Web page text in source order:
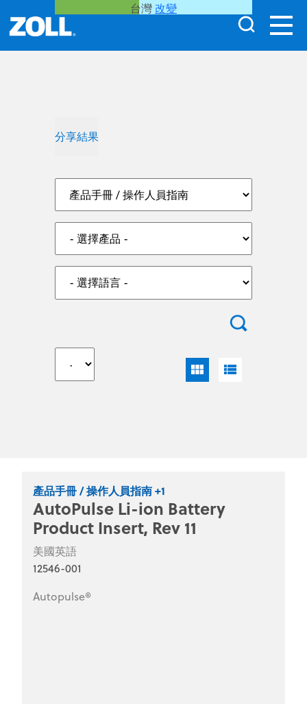
台灣改變
分享結果
view_module view_list
產品手冊 / 操作人員指南 +1
AutoPulse Li-ion Battery
Product Insert, Rev 11
美國英語
12546-001
Autopulse®